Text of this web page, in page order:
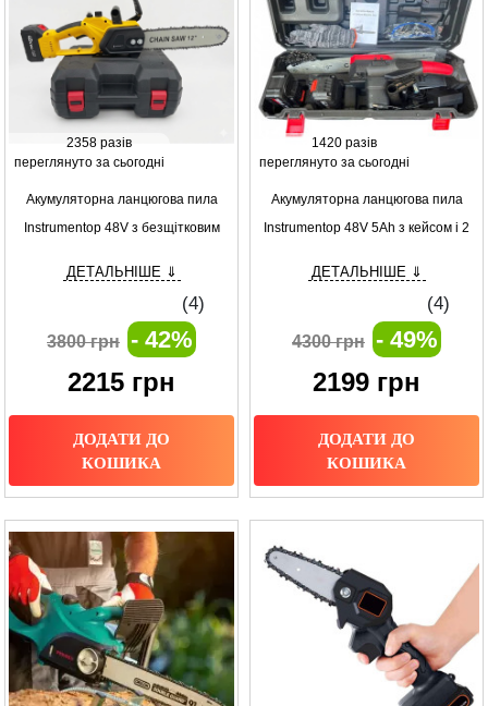
2358 разів
переглянуто за сьогодні
Акумуляторна ланцюгова пила
Instrumentop 48V з безщітковим
змащенням для саду, будівництва й
ДЕТАЛЬНІШЕ ⇓
(4)
3800 грн - 42%
2215 грн
ДОДАТИ ДО
КОШИКА
1420 разів
переглянуто за сьогодні
Акумуляторна ланцюгова пила
Instrumentop 48V 5Ah з кейсом і 2
бездротова пила
ДЕТАЛЬНІШЕ ⇓
(4)
4300 грн - 49%
2199 грн
ДОДАТИ ДО
КОШИКА